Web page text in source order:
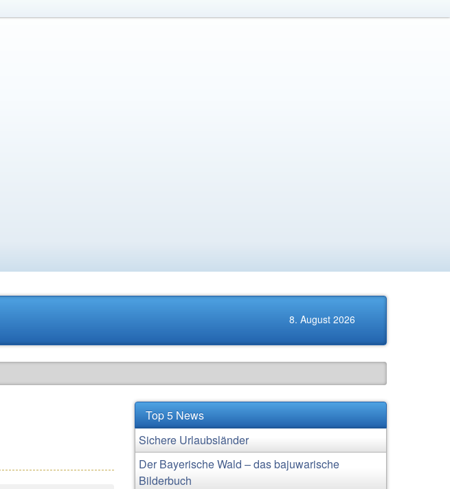
8. August 2026
Top 5 News
Sichere Urlaubsländer
Der Bayerische Wald – das bajuwarische
Bilderbuch